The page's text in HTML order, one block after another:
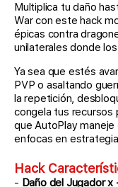
Multiplica tu daño
War con este hack
épicas contra
unilaterales donde
Ya sea que estés
PVP o asaltando
la repetición,
congela tus recursos
que AutoPlay
enfocas en
Hack
- Daño del Jugador